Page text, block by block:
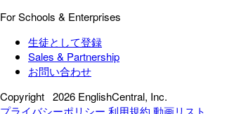
For Schools & Enterprises
生徒として登録
Sales & Partnership
お問い合わせ
Copyright 2026 EnglishCentral, Inc.